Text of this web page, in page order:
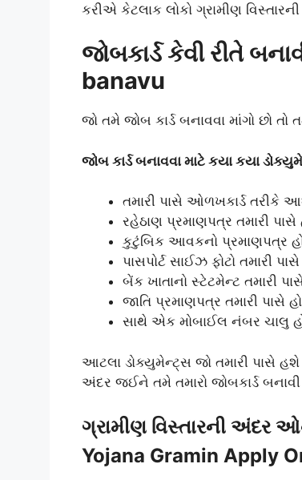
કરીએ કેટલાક લોકો ગ્રામીણ
જોબકાર્ડ કેવી રીતે
banavu
જો તમે જોબ કાર્ડ બનાવવા માંગો છો
જોબ કાર્ડ બનાવવા માટે કયા કયા
તમારી પાસે ઓળખકાર્ડ તરીકે
રહેઠાણ પ્રમાણપત્ર તમારી
કુટુંબિક આવકનો પ્રમાણપત્ર
પાસપોર્ટ સાઈઝ ફોટો તમારી
બેંક ખાતાનો સ્ટેટમેન્ટ તમારી
જાતિ પ્રમાણપત્ર તમારી પાસે
સાથે એક મોબાઈલ નંબર ચાલુ
આટલા ડોક્યુમેન્ટ્સ જો તમારી પાસે
અંદર જઈને તમે તમારો જોબકાર્ડ બનાવી
ગ્રામીણ વિસ્તારની અંદર
Yojana Gramin Apply